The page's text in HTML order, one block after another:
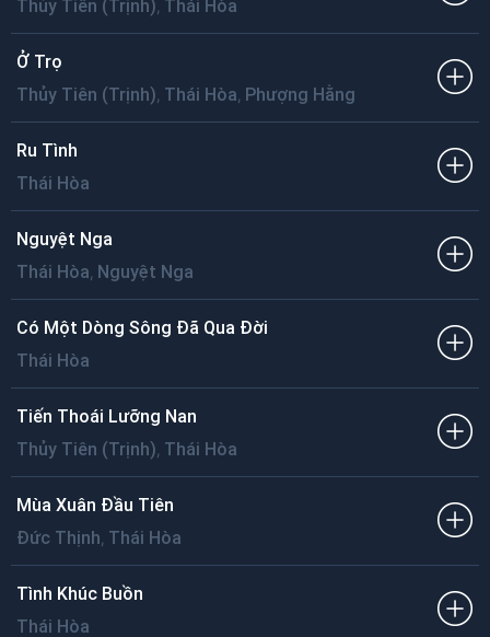
Thủy Tiên (Trịnh), Thái Hòa
Ở Trọ
Thủy Tiên (Trịnh), Thái Hòa, Phượng Hằng
Ru Tình
Thái Hòa
Nguyệt Nga
Thái Hòa, Nguyệt Nga
Có Một Dòng Sông Đã Qua Đời
Thái Hòa
Tiến Thoái Lưỡng Nan
Thủy Tiên (Trịnh), Thái Hòa
Mùa Xuân Đầu Tiên
Đức Thịnh, Thái Hòa
Tình Khúc Buồn
Thái Hòa